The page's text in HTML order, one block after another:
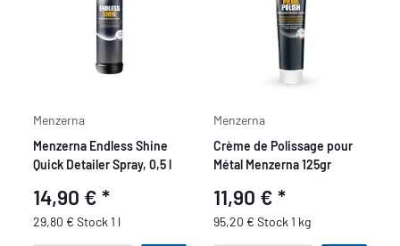
Menzerna
Menzerna Endless Shine
Quick Detailer Spray, 0,5 l
14,90 €*
29,80 € Stock 1 l
Menzerna
Crème de Polissage pour
Métal Menzerna 125gr
11,90 € *
95,20 € Stock 1 kg